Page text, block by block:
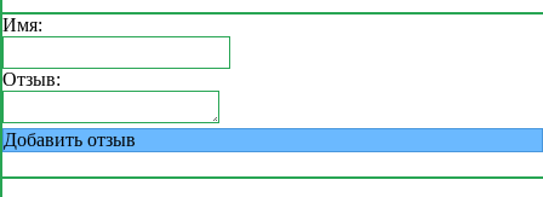
Имя:
Отзыв:
Добавить отзыв